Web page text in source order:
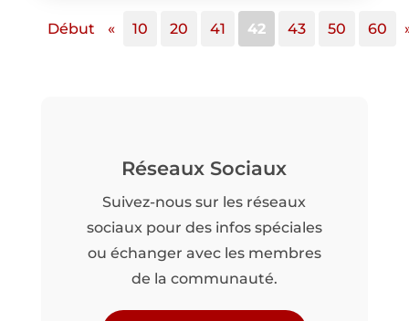
Début « 10 20 41 42 43 50 60
Réseaux Sociaux
Suivez-nous sur les réseaux
sociaux pour des infos spéciales
ou échanger avec les membres
de la communauté.